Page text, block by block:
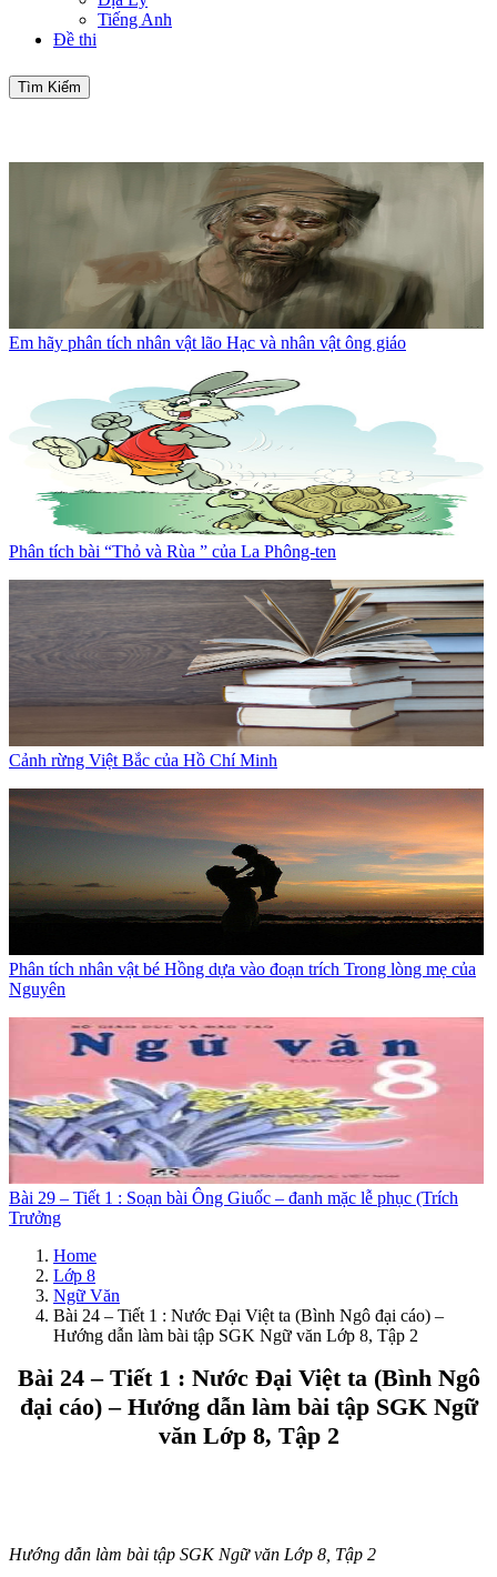
Tiếng Anh
Đề thi
Tìm Kiếm
Em hãy phân tích nhân vật lão Hạc và nhân vật ông giáo
Phân tích bài “Thỏ và Rùa ” của La Phông-ten
Cảnh rừng Việt Bắc của Hồ Chí Minh
Phân tích nhân vật bé Hồng dựa vào đoạn trích Trong lòng mẹ của
Nguyên
Bài 29 – Tiết 1 : Soạn bài Ông Giuốc – đanh mặc lễ phục (Trích
Trưởng
Home
Lớp 8
Ngữ Văn
Bài 24 – Tiết 1 : Nước Đại Việt ta (Bình Ngô đại cáo) –
Hướng dẫn làm bài tập SGK Ngữ văn Lớp 8, Tập 2
Bài 24 – Tiết 1 : Nước Đại Việt ta (Bình Ngô
đại cáo) – Hướng dẫn làm bài tập SGK Ngữ
văn Lớp 8, Tập 2
Hướng dẫn làm bài tập SGK Ngữ văn Lớp 8, Tập 2